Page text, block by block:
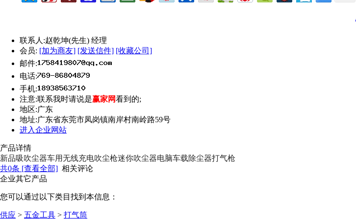
联系人:赵乾坤(先生) 经理
会员: [加为商友] [发送信件] [收藏公司]
邮件:
电话:
手机:
注意:联系我时请说是赢家网看到的;
地区:广东
地址:广东省东莞市凤岗镇南岸村南岭路59号
进入企业网站
产品详情
新品吸吹尘器车用无线充电吹尘枪迷你吹尘器电脑车载除尘器打气枪
共0条 [查看全部] 相关评论
企业其它产品
您可以通过以下类目找到本信息：
供应 > 五金工具 > 打气筒